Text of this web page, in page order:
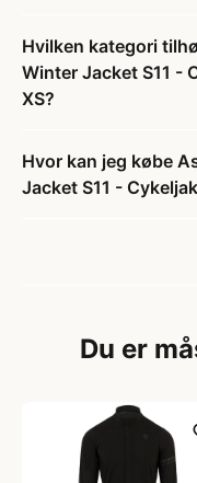
Hvilken kategori
Winter Jacket S11 -
XS?
Hvor kan jeg købe
Jacket S11 -
Du er